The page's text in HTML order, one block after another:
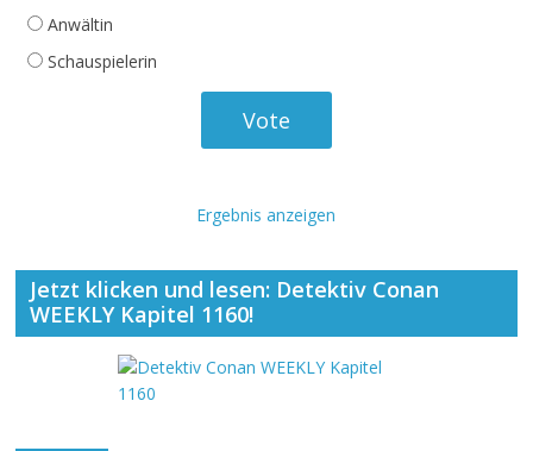
Anwältin
Schauspielerin
Ergebnis anzeigen
Jetzt klicken und lesen: Detektiv Conan
WEEKLY Kapitel 1160!